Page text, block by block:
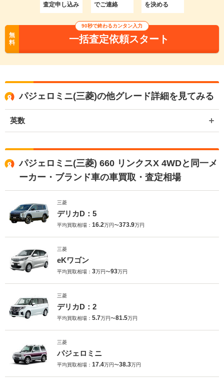
査定申し込み
でご連絡
を決める
無
料
90秒で終わるカンタン入力
一括査定依頼スタート
パジェロミニ(三菱)の他グレード詳細を見てみる
英数
パジェロミニ(三菱) 660 リンクスX 4WDと同一メ
ーカー・ブランド車の車買取・査定相場
三菱
デリカD：5
平均買取相場： 16.2万円〜373.9万円
三菱
eKワゴン
平均買取相場： 3万円〜93万円
三菱
デリカD：2
平均買取相場： 5.7万円〜81.5万円
三菱
パジェロミニ
平均買取相場： 17.4万円〜38.3万円